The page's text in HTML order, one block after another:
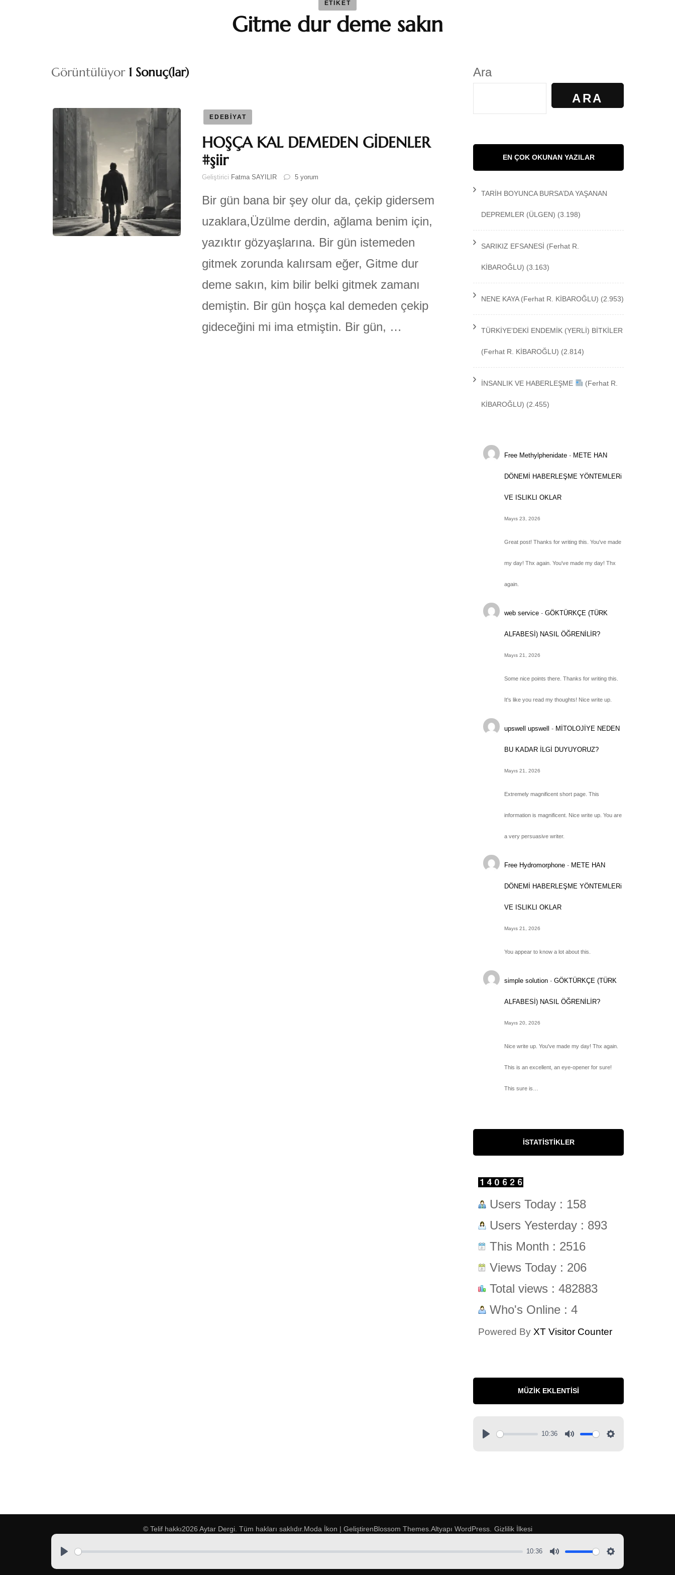
BAYBARS
Ferhat R. KİBAROĞLU
GEZGİN KEDİ
SANAT
SAĞLIK
SOSYOLOJİ
ETIKET
Gitme dur deme sakın
Görüntülüyor 1 Sonuç(lar)
EDEBİYAT
HOŞÇA KAL DEMEDEN GİDENLER
#şiir
Geliştirici Fatma SAYILIR
HOŞÇA
DEMEDEN
GİDENLER
#şiir
için
5 yorum
Bir gün bana bir şey olur da, çekip gidersem
uzaklara,Üzülme derdin, ağlama benim için,
yazıktır gözyaşlarına. Bir gün istemeden
gitmek zorunda kalırsam eğer, Gitme dur
deme sakın, kim bilir belki gitmek zamanı
demiştin. Bir gün hoşça kal demeden çekip
gideceğini mi ima etmiştin. Bir gün, …
Ara
ARA
EN ÇOK OKUNAN YAZILAR
TARİH BOYUNCA BURSA’DA YAŞANAN
DEPREMLER (ÜLGEN) (3.198)
SARIKIZ EFSANESİ (Ferhat R.
KİBAROĞLU) (3.163)
NENE KAYA (Ferhat R. KİBAROĞLU) (2.953)
TÜRKİYE’DEKİ ENDEMİK (YERLİ) BİTKİLER
(Ferhat R. KİBAROĞLU) (2.814)
İNSANLIK VE HABERLEŞME (Ferhat R.
KİBAROĞLU) (2.455)
Free Methylphenidate - METE HAN
DÖNEMİ HABERLEŞME YÖNTEMLERi
VE ISLIKLI OKLAR
Mayıs 23, 2026
Great post! Thanks for writing this. You've made
my day! Thx again. You've made my day! Thx
again.
web service -GÖKTÜRKÇE (TÜRK
ALFABESİ) NASIL ÖĞRENİLİR?
Mayıs 21, 2026
Some nice points there. Thanks for writing this.
It's like you read my thoughts! Nice write up.
upswell upswell - MİTOLOJİYE NEDEN
BU KADAR İLGİ DUYUYORUZ?
Mayıs 21, 2026
Extremely magnificent short page. This
information is magnificent. Nice write up. You are
a very persuasive writer.
Free Hydromorphone - METE HAN
DÖNEMİ HABERLEŞME YÖNTEMLERi
VE ISLIKLI OKLAR
Mayıs 21, 2026
You appear to know a lot about this.
simple solution -GÖKTÜRKÇE (TÜRK
ALFABESİ) NASIL ÖĞRENİLİR?
Mayıs 20, 2026
Nice write up. You've made my day! Thx again.
This is an excellent, an eye-opener for sure!
This sure is…
İSTATISTIKLER
Users Today : 158
Users Yesterday : 893
This Month : 2516
Views Today : 206
Total views : 482883
Who's Online : 4
Powered By XT Visitor Counter
MÜZIK EKLENTISI
10:36
© Telif hakkı2026 Aytar Dergi. Tüm hakları saklıdır. Moda İkon | GeliştirenBlossom Themes.Altyapı WordPress. Gizlilik İlkesi
10:36